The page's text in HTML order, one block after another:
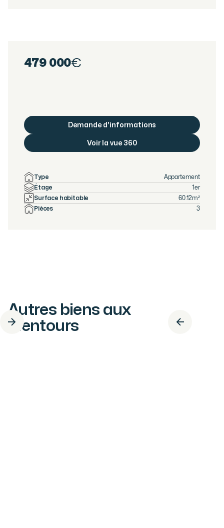
479 000€
Demande d'informations
Voir la vue 360
Type
Appartement
Étage
1er
Surface habitable
60.12m²
Pièces
3
Autres biens aux
alentours